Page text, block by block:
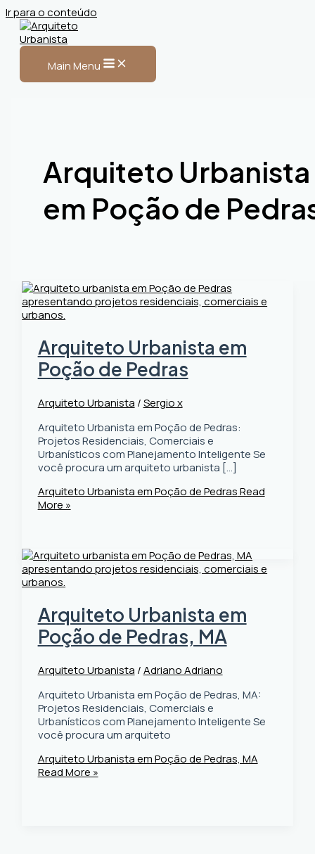
Ir para o conteúdo
Main Menu
Arquiteto Urbanista
em Poção de
Arquiteto Urbanista em
Poção de Pedras
Arquiteto Urbanista /Sergio x
Arquiteto Urbanista em Poção de Pedras:
Projetos Residenciais, Comerciais e
Urbanísticos com Planejamento Inteligente Se
você procura um arquiteto urbanista […]
Arquiteto Urbanista em Poção de PedrasRead
More »
Arquiteto Urbanista em
Poção de Pedras, MA
Arquiteto Urbanista /Adriano Adriano
Arquiteto Urbanista em Poção de Pedras, MA:
Projetos Residenciais, Comerciais e
Urbanísticos com Planejamento Inteligente Se
você procura um arquiteto
Arquiteto Urbanista em Poção de Pedras, MA
Read More »